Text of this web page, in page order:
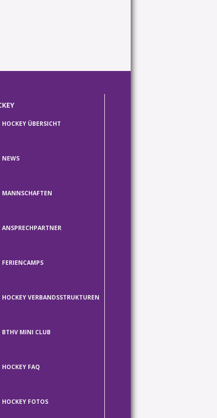
HOCKEY ÜBERSICHT
NEWS
MANNSCHAFTEN
ANSPRECHPARTNER
FERIENCAMPS
HOCKEY VERBANDSSTRUKTUREN
BTHV MINI CLUB
HOCKEY FAQ
HOCKEY FOTOS